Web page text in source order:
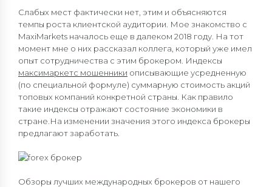
Слабых мест фактически нет, этим и объясняются
темпы роста клиентской аудитории. Мое знакомство с
MaxiMarkets началось еще в далеком 2018 году. На тот
момент мне о них рассказал коллега, который уже имел
опыт сотрудничества с этим брокером. Индексы
максимаркетс мошенники описывающие усредненную
(по специальной формуле) суммарную стоимость акций
топовых компаний конкретной страны. Как правило
такие индексы отражают состояние экономики в
стране.На изменении значения этого индекса брокеры
предлагают заработать.
Обзоры лучших международных брокеров от нашего